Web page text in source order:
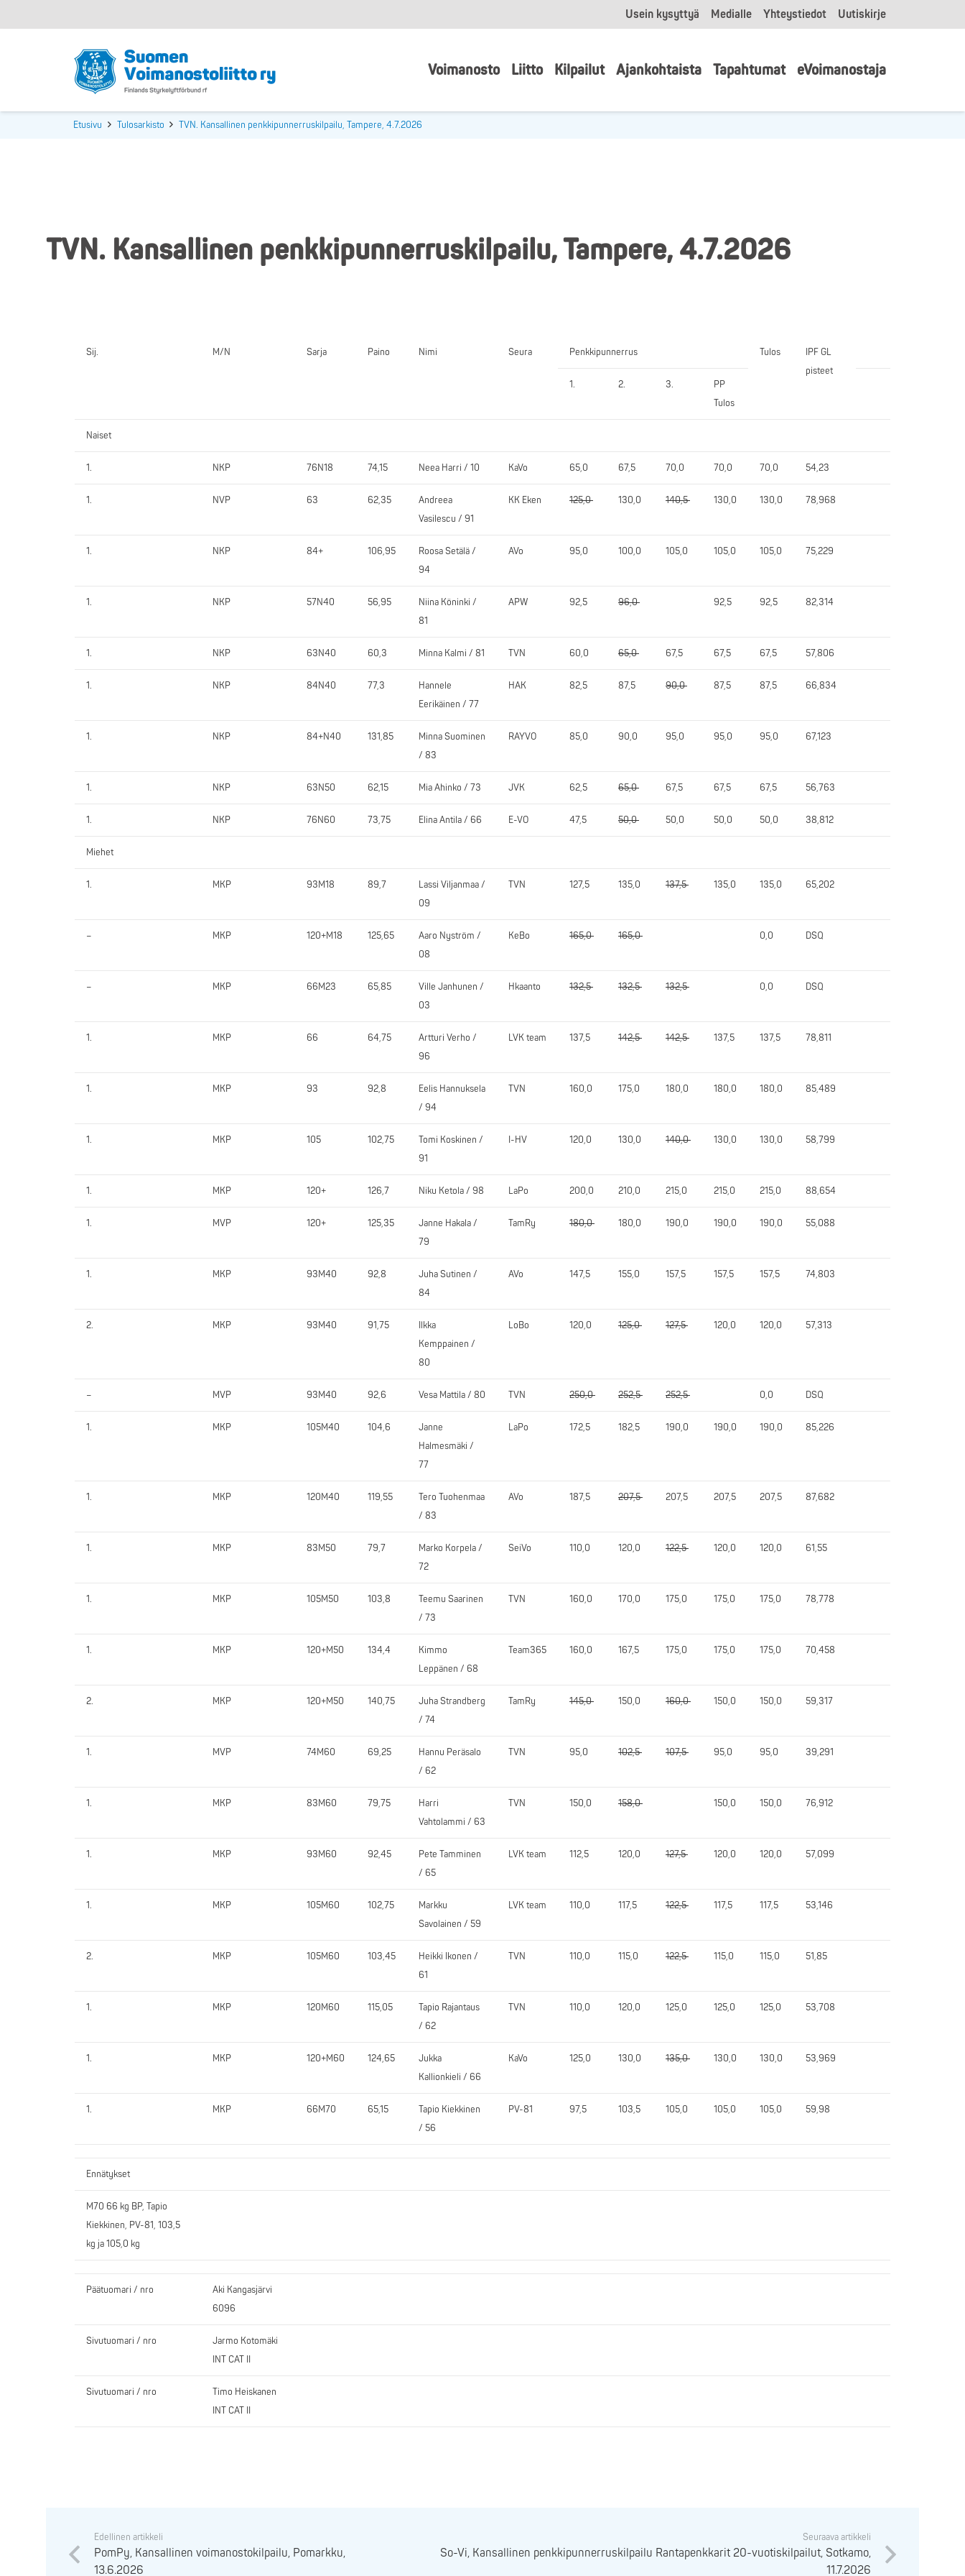
Usein kysyttyä Medialle Yhteystiedot Uutiskirje
Voimanosto Liitto Kilpailut Ajankohtaista Tapahtumat eVoimanostaja
Etusivu Tulosarkisto TVN. Kansallinen penkkipunnerruskilpailu, Tampere, 4.7.2026
TVN. Kansallinen penkkipunnerruskilpailu, Tampere, 4.7.2026
Sij. M/N Sarja Paino Nimi Seura Penkkipunnerrus Tulos
IPF GL
pisteet
1.
2. 3.
PP
Tulos
Naiset
1. NKP 76N18 74,15 Neea Harri / 10 KaVo 65,0 67,5 70,0 70,0 70,0 54,23
1. NVP 63 62,35
Andreea
Vasilescu / 91
KK Eken 125,0 130,0 140,5 130,0 130,0 78,968
1. NKP 84+ 106,95
Roosa Setälä /
94
AVo 95,0 100,0 105,0 105,0 105,0 75,229
1. NKP 57N40 56,95
Niina Köninki /
81
APW 92,5 96,0 92,5 92,5 82,314
1. NKP 63N40 60,3 Minna Kalmi / 81 TVN 60,0 65,0 67,5 67,5 67,5 57,806
1. NKP 84N40 77,3
Hannele
Eerikäinen / 77
HAK 82,5 87,5 90,0 87,5 87,5 66,834
1. NKP 84+N40 131,85
Minna Suominen
/ 83
RAYVO 85,0 90,0 95,0 95,0 95,0 67,123
1. NKP 63N50 62,15 Mia Ahinko / 73 JVK 62,5 65,0 67,5 67,5 67,5 56,763
1. NKP 76N60 73,75 Elina Antila / 66 E-VO 47,5 50,0 50,0 50,0 50,0 38,812
Miehet
1. MKP 93M18 89,7
Lassi Viljanmaa /
09
TVN 127,5 135,0 137,5 135,0 135,0 65,202
– MKP 120+M18 125,65
Aaro Nyström /
08
KeBo 165,0 165,0 0,0 DSQ
– MKP 66M23 65,85
Ville Janhunen /
03
Hkaanto 132,5 132,5 132,5 0,0 DSQ
1. MKP 66 64,75
Artturi Verho /
96
LVK team 137,5 142,5 142,5 137,5 137,5 78,811
1. MKP 93 92,8
Eelis Hannuksela
/ 94
TVN 160,0 175,0 180,0 180,0 180,0 85,489
1. MKP 105 102,75
Tomi Koskinen /
91
I-HV 120,0 130,0 140,0 130,0 130,0 58,799
1. MKP 120+ 126,7 Niku Ketola / 98 LaPo 200,0 210,0 215,0 215,0 215,0 88,654
1. MVP 120+ 125,35
Janne Hakala /
79
TamRy 180,0 180,0 190,0 190,0 190,0 55,088
1. MKP 93M40 92,8
Juha Sutinen /
84
AVo 147,5 155,0 157,5 157,5 157,5 74,803
2. MKP 93M40 91,75
Ilkka
Kemppainen /
80
LoBo 120,0 125,0 127,5 120,0 120,0 57,313
– MVP 93M40 92,6 Vesa Mattila / 80 TVN 250,0 252,5 252,5 0,0 DSQ
1. MKP 105M40 104,6
Janne
Halmesmäki /
77
LaPo 172,5 182,5 190,0 190,0 190,0 85,226
1. MKP 120M40 119,55
Tero Tuohenmaa
/ 83
AVo 187,5 207,5 207,5 207,5 207,5 87,682
1. MKP 83M50 79,7
Marko Korpela /
72
SeiVo 110,0 120,0 122,5 120,0 120,0 61,55
1. MKP 105M50 103,8
Teemu Saarinen
/ 73
TVN 160,0 170,0 175,0 175,0 175,0 78,778
1. MKP 120+M50 134,4
Kimmo
Leppänen / 68
Team365 160,0 167,5 175,0 175,0 175,0 70,458
2. MKP 120+M50 140,75
Juha Strandberg
/ 74
TamRy 145,0 150,0 160,0 150,0 150,0 59,317
1. MVP 74M60 69,25
Hannu Peräsalo
/ 62
TVN 95,0 102,5 107,5 95,0 95,0 39,291
1. MKP 83M60 79,75
Harri
Vahtolammi / 63
TVN 150,0 158,0 150,0 150,0 76,912
1. MKP 93M60 92,45
Pete Tamminen
/ 65
LVK team 112,5 120,0 127,5 120,0 120,0 57,099
1. MKP 105M60 102,75
Markku
Savolainen / 59
LVK team 110,0 117,5 122,5 117,5 117,5 53,146
2. MKP 105M60 103,45
Heikki Ikonen /
61
TVN 110,0 115,0 122,5 115,0 115,0 51,85
1. MKP 120M60 115,05
Tapio Rajantaus
/ 62
TVN 110,0 120,0 125,0 125,0 125,0 53,708
1. MKP 120+M60 124,65
Jukka
Kallionkieli / 66
KaVo 125,0 130,0 135,0 130,0 130,0 53,969
1. MKP 66M70 65,15
Tapio Kiekkinen
/ 56
PV-81 97,5 103,5 105,0 105,0 105,0 59,98
Ennätykset
M70 66 kg BP, Tapio
Kiekkinen, PV-81, 103,5
kg ja 105,0 kg
Päätuomari / nro
Aki Kangasjärvi
6096
Sivutuomari / nro
Jarmo Kotomäki
INT CAT II
Sivutuomari / nro
Timo Heiskanen
INT CAT II
Edellinen artikkeli
PomPy, Kansallinen voimanostokilpailu, Pomarkku,
13.6.2026
Seuraava artikkeli
So-Vi, Kansallinen penkkipunnerruskilpailu Rantapenkkarit 20-vuotiskilpailut, Sotkamo,
11.7.2026